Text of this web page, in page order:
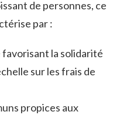
de personnes, ce
par :
la solidarité
sur les frais de
propices aux